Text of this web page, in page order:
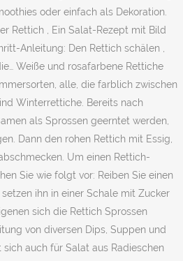
oder einfach als Dekoration.
Rettich , Ein Salat-Rezept mit Bild
Anleitung: Den Rettich schälen ,
Weiße und rosafarbene Rettiche
alle, die farblich zwischen
Winterrettiche. Bereits nach
als Sprossen geerntet werden,
Dann den rohen Rettich mit Essig,
Um einen Rettich-
Sie wie folgt vor: Reiben Sie einen
ihn in einer Schale mit Zucker
sich die Rettich Sprossen
von diversen Dips, Suppen und
auch für Salat aus Radieschen